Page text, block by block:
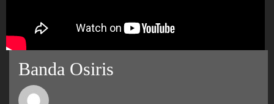
Banda Osiris